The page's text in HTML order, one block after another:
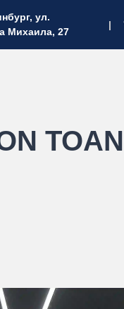
ул.
Михаила, 27
|